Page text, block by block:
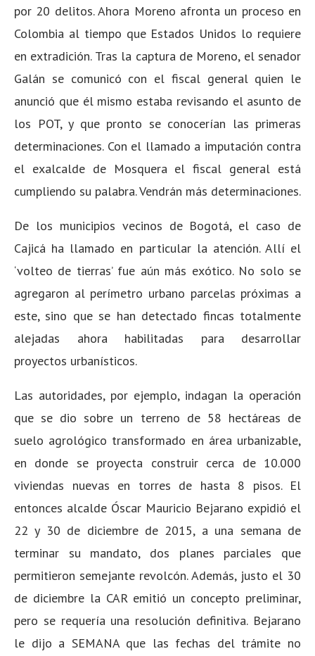
por 20 delitos. Ahora Moreno afronta un proceso en
Colombia al tiempo que Estados Unidos lo requiere
en extradición. Tras la captura de Moreno, el senador
Galán se comunicó con el fiscal general quien le
anunció que él mismo estaba revisando el asunto de
los POT, y que pronto se conocerían las primeras
determinaciones. Con el llamado a imputación contra
el exalcalde de Mosquera el fiscal general está
cumpliendo su palabra. Vendrán más determinaciones.
De los municipios vecinos de Bogotá, el caso de
Cajicá ha llamado en particular la atención. Allí el
‘volteo de tierras’ fue aún más exótico. No solo se
agregaron al perímetro urbano parcelas próximas a
este, sino que se han detectado fincas totalmente
alejadas ahora habilitadas para desarrollar
proyectos urbanísticos.
Las autoridades, por ejemplo, indagan la operación
que se dio sobre un terreno de 58 hectáreas de
suelo agrológico transformado en área urbanizable,
en donde se proyecta construir cerca de 10.000
viviendas nuevas en torres de hasta 8 pisos. El
entonces alcalde Óscar Mauricio Bejarano expidió el
22 y 30 de diciembre de 2015, a una semana de
terminar su mandato, dos planes parciales que
permitieron semejante revolcón. Además, justo el 30
de diciembre la CAR emitió un concepto preliminar,
pero se requería una resolución definitiva. Bejarano
le dijo a SEMANA que las fechas del trámite no